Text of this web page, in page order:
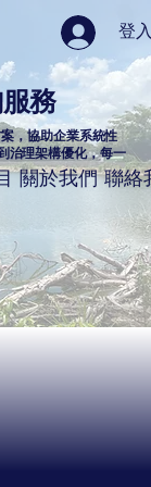
關於我們 聯絡
登
務
，協助企業系統性
治理架構優化，每一